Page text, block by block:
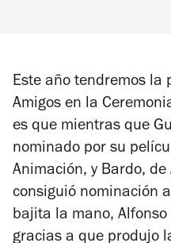
Este año tendremos la
Amigos en la
es que mientras que
nominado por su
Animación, y Bardo, de
consiguió nominación
bajita la mano,
gracias a que produjo